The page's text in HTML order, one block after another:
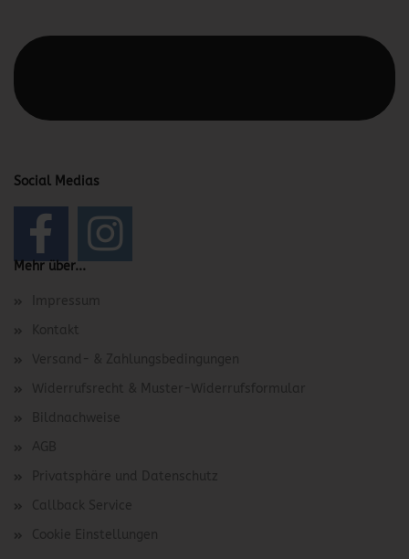
Social Medias
Mehr über...
Impressum
Kontakt
Versand- & Zahlungsbedingungen
Widerrufsrecht & Muster-Widerrufsformular
Bildnachweise
AGB
Privatsphäre und Datenschutz
Callback Service
Cookie Einstellungen